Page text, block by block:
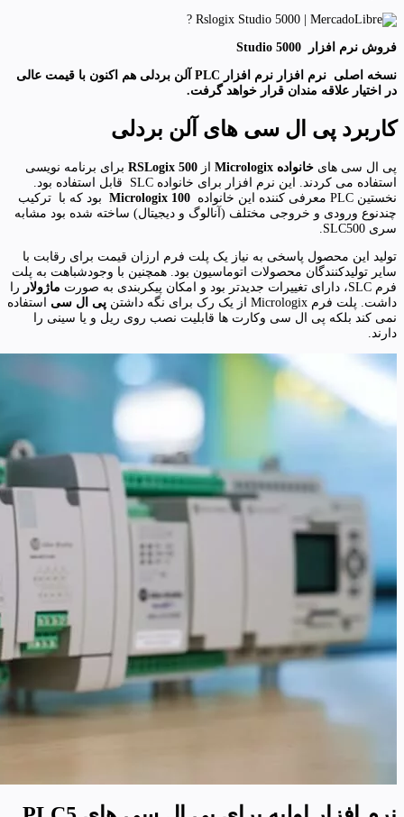
فروش نرم افزار Studio 5000
نسخه اصلی نرم افزار نرم افزار PLC آلن بردلی هم اکنون با قیمت عالی
در اختیار علاقه مندان قرار خواهد گرفت.
کاربرد پی ال سی های آلن بردلی
پی ال سی های خانواده Micrologix از
برای برنامه نویسی
استفاده می کردند. این نرم افزار برای خانواده SLC قابل استفاده بود.
نخستین PLC معرفی کننده این خانواده
Micrologix 100 بود که با ترکیب
چندنوع ورودی و خروجی مختلف (آنالوگ و دیجیتال) ساخته شده بود مشابه
سری SLC500.
تولید این محصول پاسخی به نیاز یک پلت فرم ارزان قیمت برای رقابت با
سایر تولیدکنندگان محصولات اتوماسیون بود. همچنین با وجودشباهت به پلت
فرم SLC، دارای تغییرات جدیدتر بود و امکان پیکربندی به صورت
ماژولار را
داشت. پلت فرم Micrologix از یک رک برای نگه داشتن
پی ال سی استفاده
نمی کند بلکه پی ال سی وکارت ها قابلیت نصب روی ریل و یا سینی را
دارند.